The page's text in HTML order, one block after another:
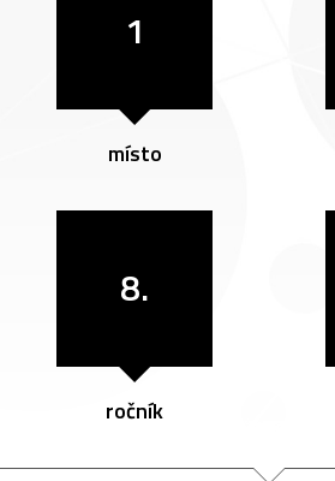
1
místo
8.
ročník